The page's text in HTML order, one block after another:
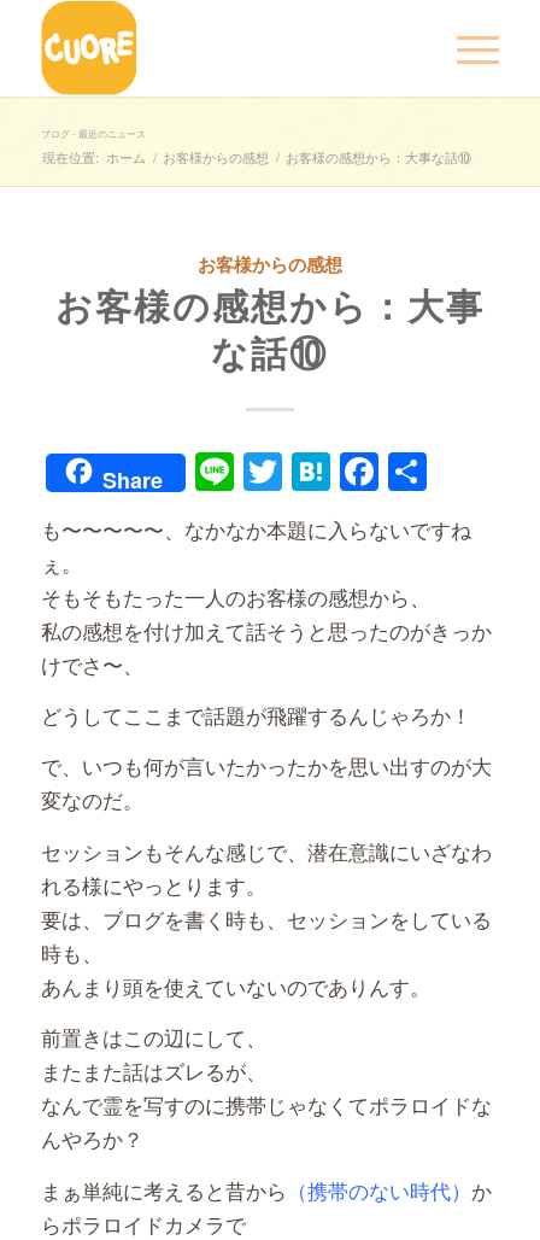
ブログ - 最近のニュース
現在位置: ホーム / お客様からの感想 / お客様の感想から：大事な話⑩
お客様からの感想
お客様の感想から：大事
な話⑩
Share LineTwitter
Hatena共
有
も〜〜〜〜〜、なかなか本題に入らないですね
ぇ。
そもそもたった一人のお客様の感想から、
私の感想を付け加えて話そうと思ったのがきっか
けでさ〜、
どうしてここまで話題が飛躍するんじゃろか！
で、いつも何が言いたかったかを思い出すのが大
変なのだ。
セッションもそんな感じで、潜在意識にいざなわ
れる様にやっとります。
要は、ブログを書く時も、セッションをしている
時も、
あんまり頭を使えていないのでありんす。
前置きはこの辺にして、
またまた話はズレるが、
なんで霊を写すのに携帯じゃなくてポラロイドな
んやろか？
まぁ単純に考えると昔から （携帯のない時代） か
らポラロイドカメラで